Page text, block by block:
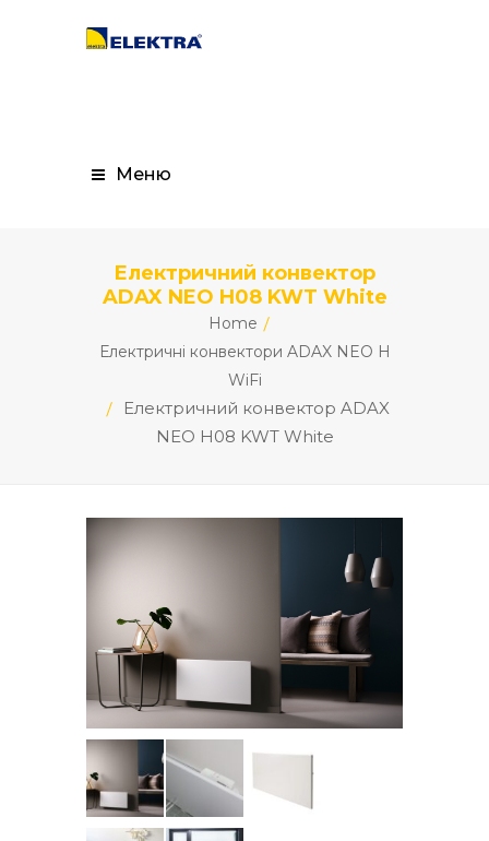
Меню
Електричний конвектор
ADAX NEO H08 KWT White
Home
Електричні конвектори ADAX NEO H
WiFi
Електричний конвектор ADAX
NEO H08 KWT White